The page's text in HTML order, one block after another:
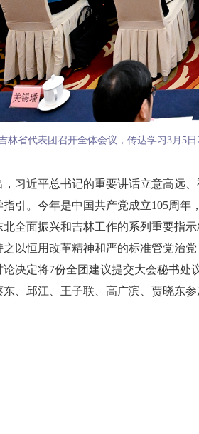
林省代表团召开全体会议，传达学习3月5
近平总书记的重要讲话立意高远、
指引。今年是中国共产党成立105周
北全面振兴和吉林工作的系列重要指
以恒用改革精神和严的标准管党治
定将7份全团建议提交大会秘书处议
邱江、王子联、高广滨、贾晓东参